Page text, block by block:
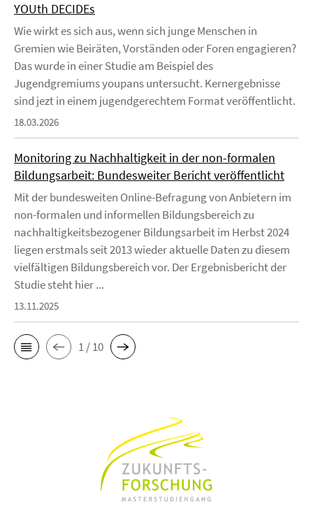
YOUth DECIDEs
Wie wirkt es sich aus, wenn sich junge Menschen in
Gremien wie Beiräten, Vorständen oder Foren engagieren?
Das wurde in einer Studie am Beispiel des
Jugendgremiums youpans untersucht. Kernergebnisse
sind jezt in einem jugendgerechtem Format veröffentlicht.
18.03.2026
Monitoring zu Nachhaltigkeit in der non-formalen
Bildungsarbeit: Bundesweiter Bericht veröffentlicht
Mit der bundesweiten Online-Befragung von Anbietern im
non-formalen und informellen Bildungsbereich zu
nachhaltigkeitsbezogener Bildungsarbeit im Herbst 2024
liegen erstmals seit 2013 wieder aktuelle Daten zu diesem
vielfältigen Bildungsbereich vor. Der Ergebnisbericht der
Studie steht hier ...
13.11.2025
1 / 10